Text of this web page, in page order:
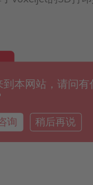
到本网站，请问有
询 稍后再说